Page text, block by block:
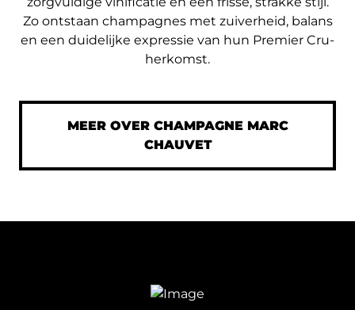
Zo ontstaan champagnes met zuiverheid, balans
en een duidelijke expressie van hun Premier Cru-
herkomst.
MEER OVER CHAMPAGNE MARC
CHAUVET